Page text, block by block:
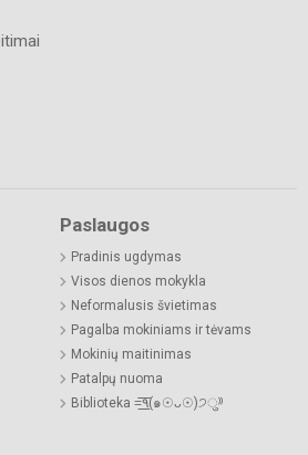
Paslaugos
Pradinis ugdymas
Visos dienos mokykla
Neformalusis švietimas
Pagalba mokiniams ir tėvams
Mokinių maitinimas
Patalpų nuoma
Biblioteka =͟͟͞͞٩(๑☉ᴗ☉)੭ु⁾⁾